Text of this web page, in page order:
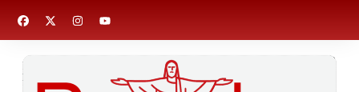
para